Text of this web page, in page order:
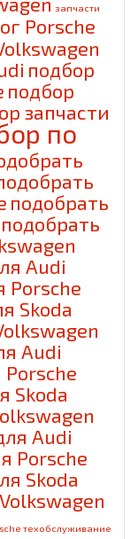
запчасти
Porsche
подбор
подбор
запчасти
по
подобрать
подобрать
Audi
Porsche
Skoda
Audi
Skoda
Audi
Porsche
Skoda
техобслуживание